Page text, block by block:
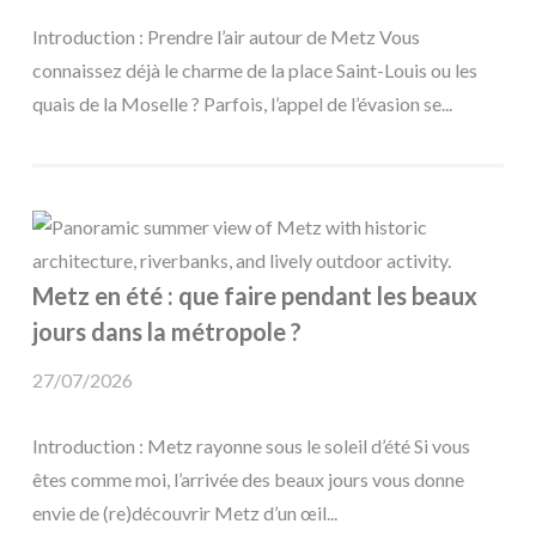
Introduction : Prendre l’air autour de Metz Vous
connaissez déjà le charme de la place Saint-Louis ou les
quais de la Moselle ? Parfois, l’appel de l’évasion se...
Metz en été : que faire pendant les beaux
jours dans la métropole ?
27/07/2026
Introduction : Metz rayonne sous le soleil d’été Si vous
êtes comme moi, l’arrivée des beaux jours vous donne
envie de (re)découvrir Metz d’un œil...